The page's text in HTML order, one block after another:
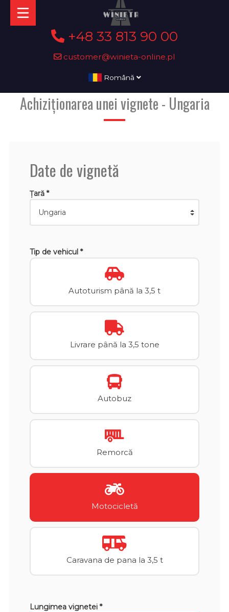
+48 33 813 90 00
customer@winieta-online.pl
Română
Achiziționarea unei vignete - Ungaria
Date de vignetă
Țară *
Tip de vehicul *
Autoturism până la 3,5 t
Livrare până la 3,5 tone
Autobuz
Remorcă
Motocicletă
Caravana de pana la 3,5 t
Lungimea vignetei *